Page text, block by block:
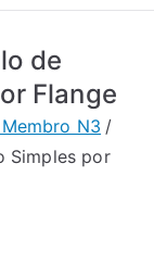
de
Flange
N3
Simples por